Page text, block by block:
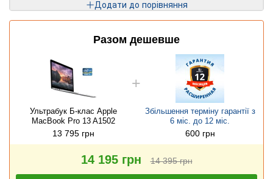
Додати до порівняння
Разом дешевше
Ультрабук Б-клас Apple
MacBook Pro 13 A1502
13 795 грн
Збільшення терміну гарантії з
6 міс. до 12 міс.
600 грн
14 195 грн 14 395 грн